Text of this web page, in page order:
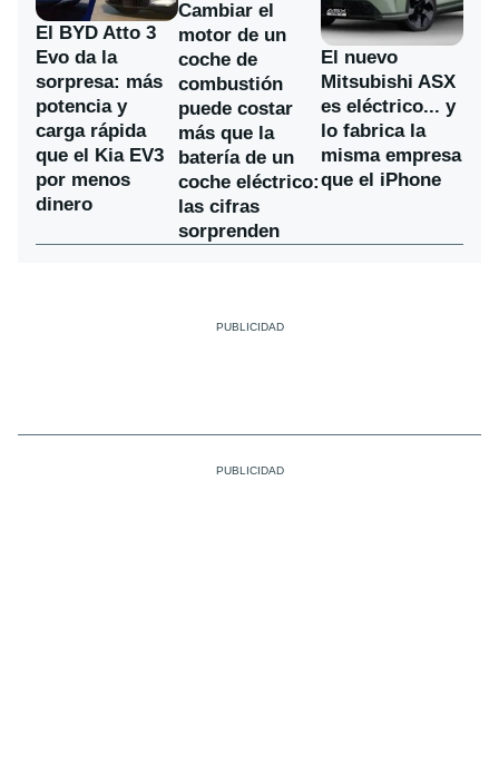
El BYD Atto 3
Evo da la
sorpresa: más
potencia y
carga rápida
que el Kia EV3
por menos
dinero
Cambiar el
motor de un
coche de
combustión
puede costar
más que la
batería de un
coche eléctrico:
las cifras
sorprenden
El nuevo
Mitsubishi ASX
es eléctrico... y
lo fabrica la
misma empresa
que el iPhone